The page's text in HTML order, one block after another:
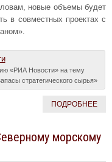
новые объемы будет
в совместных проектах с
«РИА Новости» на тему
стратегического сырья»
ПОДРОБНЕЕ
морскому